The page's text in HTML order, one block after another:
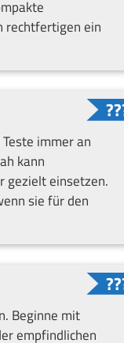
rechtfertigen ein
immer an
kann
gezielt einsetzen.
sie für den
Beginne mit
empfindlichen